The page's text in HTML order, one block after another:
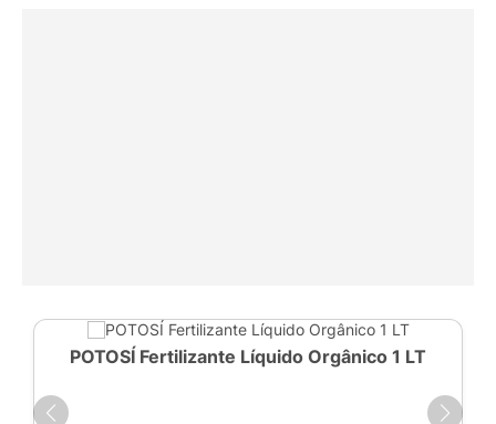
POTOSÍ Fertilizante Líquido Orgânico 1 LT